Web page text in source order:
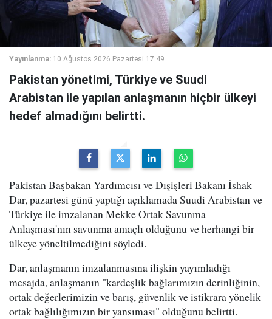
Yayınlanma: 10 Ağustos 2026 Pazartesi 17:49
Pakistan yönetimi, Türkiye ve Suudi
Arabistan ile yapılan anlaşmanın hiçbir ülkeyi
hedef almadığını belirtti.
Pakistan Başbakan Yardımcısı ve Dışişleri Bakanı İshak
Dar, pazartesi günü yaptığı açıklamada Suudi Arabistan ve
Türkiye ile imzalanan Mekke Ortak Savunma
Anlaşması'nın savunma amaçlı olduğunu ve herhangi bir
ülkeye yöneltilmediğini söyledi.
Dar, anlaşmanın imzalanmasına ilişkin yayımladığı
mesajda, anlaşmanın "kardeşlik bağlarımızın derinliğinin,
ortak değerlerimizin ve barış, güvenlik ve istikrara yönelik
ortak bağlılığımızın bir yansıması" olduğunu belirtti.